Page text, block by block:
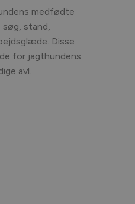
medfødte
stand,
Disse
for jagthundens
avl.